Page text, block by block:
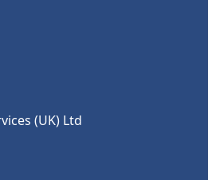
(UK) Ltd